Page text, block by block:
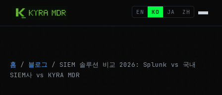
EN KO JA ZH
홈 / 블로그 / SIEM 솔루션 비교 2026: Splunk vs 국내
SIEM사 vs KYRA MDR